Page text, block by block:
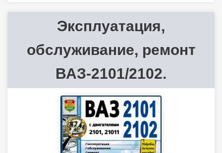
Эксплуатация,
обслуживание, ремонт
ВАЗ-2101/2102.